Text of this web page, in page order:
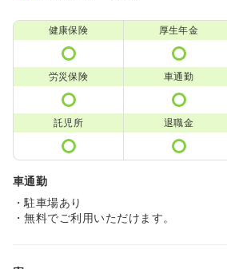
健康保険 厚生年金
労災保険 車通勤
託児所 退職金
車通勤
・駐車場あり
・無料でご利用いただけます。